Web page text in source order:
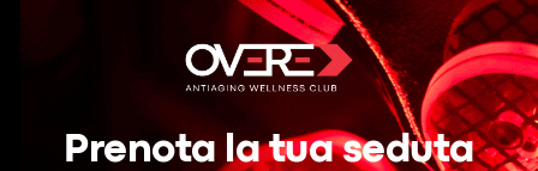
Prenota la tua seduta